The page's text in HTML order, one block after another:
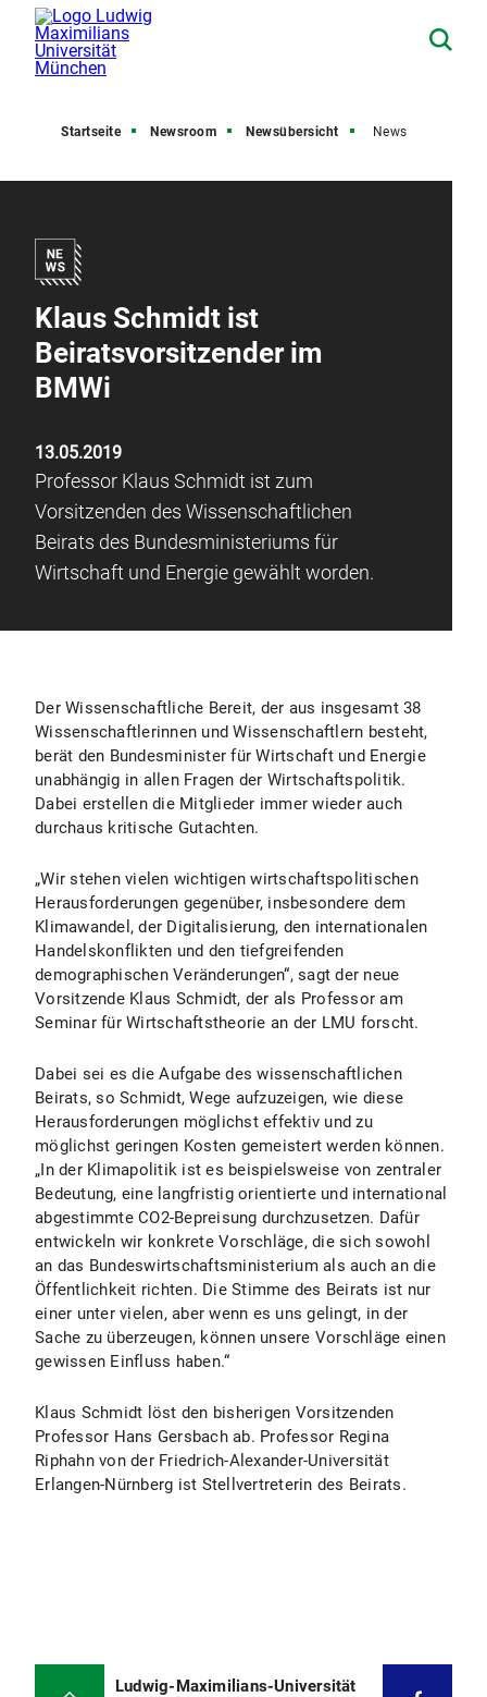
Startseite Newsroom Newsübersicht News
Klaus Schmidt ist
Beiratsvorsitzender im
BMWi
13.05.2019
Professor Klaus Schmidt ist zum
Vorsitzenden des Wissenschaftlichen
Beirats des Bundesministeriums für
Wirtschaft und Energie gewählt worden.
Der Wissenschaftliche Bereit, der aus insgesamt 38
Wissenschaftlerinnen und Wissenschaftlern besteht,
berät den Bundesminister für Wirtschaft und Energie
unabhängig in allen Fragen der Wirtschaftspolitik.
Dabei erstellen die Mitglieder immer wieder auch
durchaus kritische Gutachten.
„Wir stehen vielen wichtigen wirtschaftspolitischen
Herausforderungen gegenüber, insbesondere dem
Klimawandel, der Digitalisierung, den internationalen
Handelskonflikten und den tiefgreifenden
demographischen Veränderungen“, sagt der neue
Vorsitzende Klaus Schmidt, der als Professor am
Seminar für Wirtschaftstheorie an der LMU forscht.
Dabei sei es die Aufgabe des wissenschaftlichen
Beirats, so Schmidt, Wege aufzuzeigen, wie diese
Herausforderungen möglichst effektiv und zu
möglichst geringen Kosten gemeistert werden können.
„In der Klimapolitik ist es beispielsweise von zentraler
Bedeutung, eine langfristig orientierte und international
abgestimmte CO2-Bepreisung durchzusetzen. Dafür
entwickeln wir konkrete Vorschläge, die sich sowohl
an das Bundeswirtschaftsministerium als auch an die
Öffentlichkeit richten. Die Stimme des Beirats ist nur
einer unter vielen, aber wenn es uns gelingt, in der
Sache zu überzeugen, können unsere Vorschläge einen
gewissen Einfluss haben.“
Klaus Schmidt löst den bisherigen Vorsitzenden
Professor Hans Gersbach ab. Professor Regina
Riphahn von der Friedrich-Alexander-Universität
Erlangen-Nürnberg ist Stellvertreterin des Beirats.
Ludwig-Maximilians-Universität